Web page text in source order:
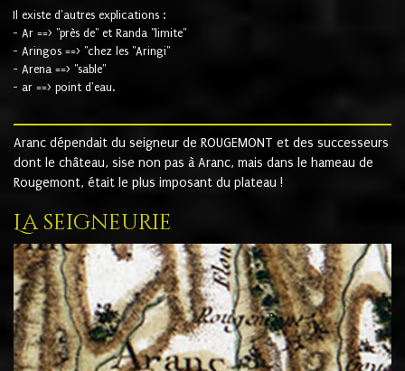
Il existe d'autres explications :
- Ar ==> "près de" et Randa "limite"
- Aringos ==> "chez les "Aringi"
- Arena ==> "sable"
- ar ==> point d'eau.
Aranc dépendait du seigneur de ROUGEMONT et des successeurs
dont le château, sise non pas à Aranc, mais dans le hameau de
Rougemont, était le plus imposant du plateau !
La seigneurie